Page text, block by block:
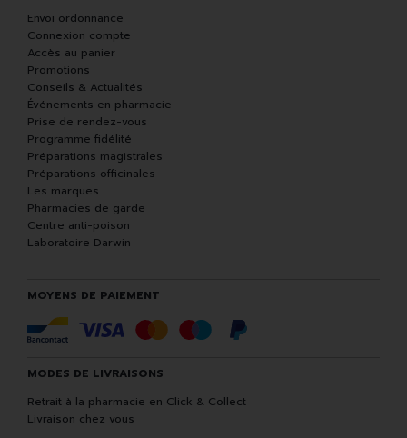
Envoi ordonnance
Connexion compte
Accès au panier
Promotions
Conseils & Actualités
Événements en pharmacie
Prise de rendez-vous
Programme fidélité
Préparations magistrales
Préparations officinales
Les marques
Pharmacies de garde
Centre anti-poison
Laboratoire Darwin
MOYENS DE PAIEMENT
MODES DE LIVRAISONS
Retrait à la pharmacie en Click & Collect
Livraison chez vous